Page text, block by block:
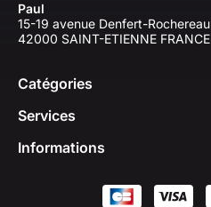
Paul
15-19 avenue Denfert-Rochereau
42000 SAINT-ETIENNE FRANCE
Catégories
Services
Informations